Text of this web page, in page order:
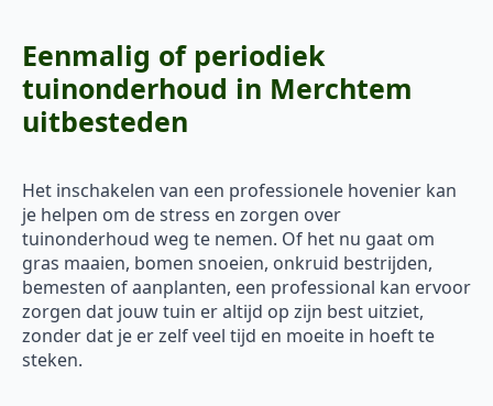
Eenmalig of periodiek
tuinonderhoud in Merchtem
uitbesteden
Het inschakelen van een professionele hovenier kan
je helpen om de stress en zorgen over
tuinonderhoud weg te nemen. Of het nu gaat om
gras maaien, bomen snoeien, onkruid bestrijden,
bemesten of aanplanten, een professional kan ervoor
zorgen dat jouw tuin er altijd op zijn best uitziet,
zonder dat je er zelf veel tijd en moeite in hoeft te
steken.